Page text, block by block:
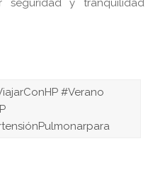
seguridad y tranquilidad
#Verano